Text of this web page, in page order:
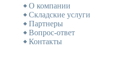
О компании
Складские услуги
Партнеры
Вопрос-ответ
Контакты